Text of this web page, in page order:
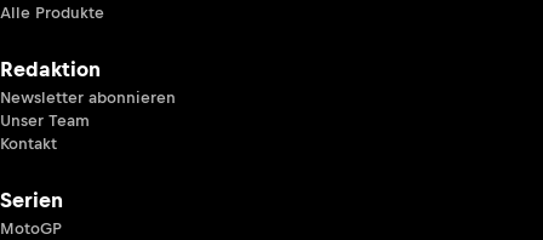
Alle Produkte
Redaktion
Newsletter abonnieren
Unser Team
Kontakt
Serien
MotoGP